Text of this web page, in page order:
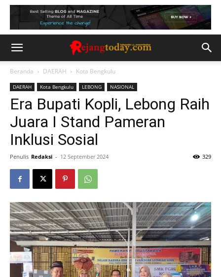
Beranda DAERAH Kota Bengkulu
DAERAH Kota Bengkulu LEBONG NASIONAL
Era Bupati Kopli, Lebong Raih
Juara I Stand Pameran
Inklusi Sosial
Penulis Redaksi - 12 September 2024 329